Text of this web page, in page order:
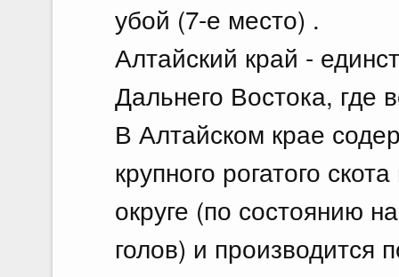
убой (7-е место) .
Алтайский край -
Дальнего Востока, где
В Алтайском крае
крупного рогатого
округе (по состоянию
голов) и производится